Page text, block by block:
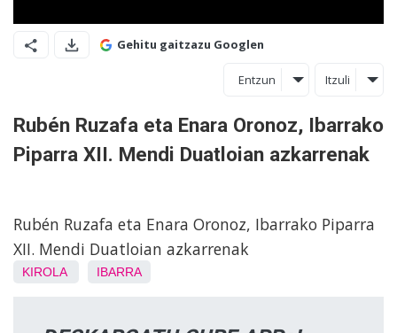
Gehitu gaitzazu Googlen
Entzun Itzuli
Rubén Ruzafa eta Enara Oronoz, Ibarrako
Piparra XII. Mendi Duatloian azkarrenak
Rubén Ruzafa eta Enara Oronoz, Ibarrako Piparra
XII. Mendi Duatloian azkarrenak
KIROLA IBARRA